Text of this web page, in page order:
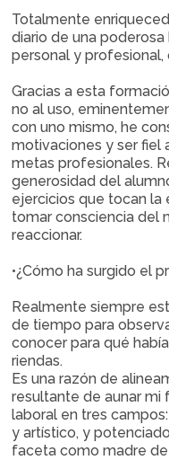
Totalmente
diario de una
personal y profesional,
Gracias a esta
no al uso,
con uno mismo, he
motivaciones y ser fiel
metas profesionales.
generosidad del
ejercicios que tocan la
tomar consciencia del
reaccionar.
•¿Cómo ha surgido el
Realmente siempre
de tiempo para
conocer para qué
riendas.
Es una razón de
resultante de aunar mi
laboral en tres
y artístico, y
faceta como madre de